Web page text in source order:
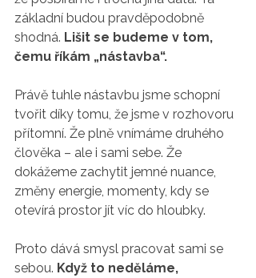
základní budou pravděpodobně
shodná. Lišit se budeme v tom,
čemu říkám „nástavba“.
Právě tuhle nástavbu jsme schopní
tvořit díky tomu, že jsme v rozhovoru
přítomní. Že plně vnímáme druhého
člověka – ale i sami sebe. Že
dokážeme zachytit jemné nuance,
změny energie, momenty, kdy se
otevírá prostor jít víc do hloubky.
Proto dává smysl pracovat sami se
sebou. Když to neděláme,